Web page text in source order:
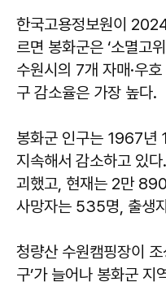
한국고용정보원이
르면 봉화군은 ‘소멸고
수원시의 7개 자매·우
구 감소율은 가장 높다.
봉화군 인구는 1967년
지속해서 감소하고 있
괴했고, 현재는 2만
사망자는 535명, 출생
청량산 수원캠핑장이
구’가 늘어나 봉화군 지